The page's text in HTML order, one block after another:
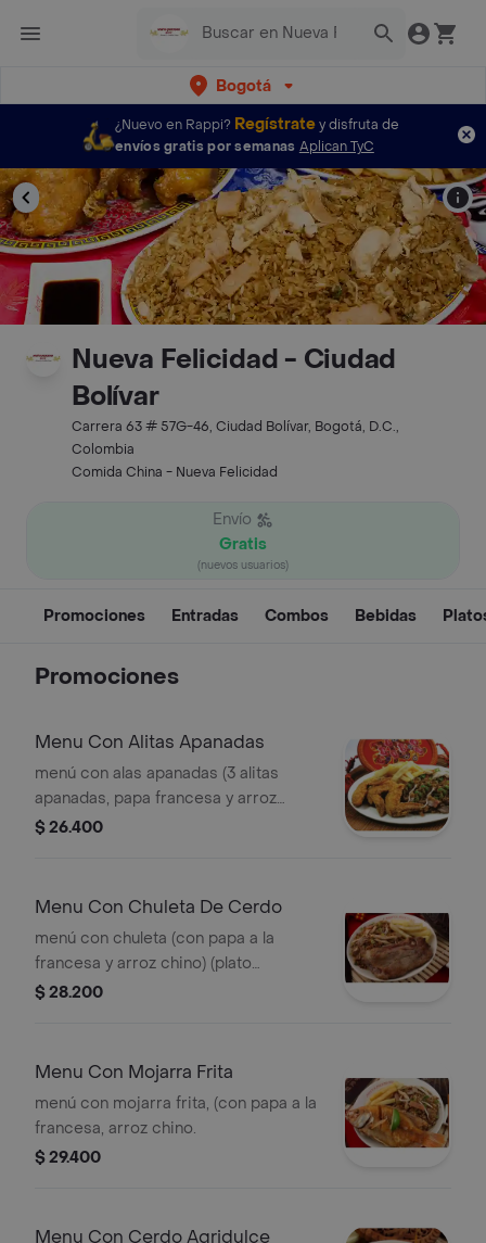
Bogotá
¿Nuevo en Rappi? Regístratey disfruta de
envíos gratis por semanas Aplican TyC
Nueva Felicidad - Ciudad
Bolívar
Carrera 63 # 57G-46, Ciudad Bolívar, Bogotá, D.C.,
Colombia
Comida China - Nueva Felicidad
Envío
Gratis
(nuevos usuarios)
Promociones Entradas Combos Bebidas
Promociones
Menu Con Alitas Apanadas
menú con alas apanadas (3 alitas
apanadas, papa francesa y arroz
chino)
$ 26.400
Menu Con Chuleta De Cerdo
menú con chuleta (con papa a la
francesa y arroz chino) (plato
personal)
$ 28.200
Menu Con Mojarra Frita
menú con mojarra frita, (con papa a la
francesa, arroz chino.
$ 29.400
Menu Con Cerdo Agridulce